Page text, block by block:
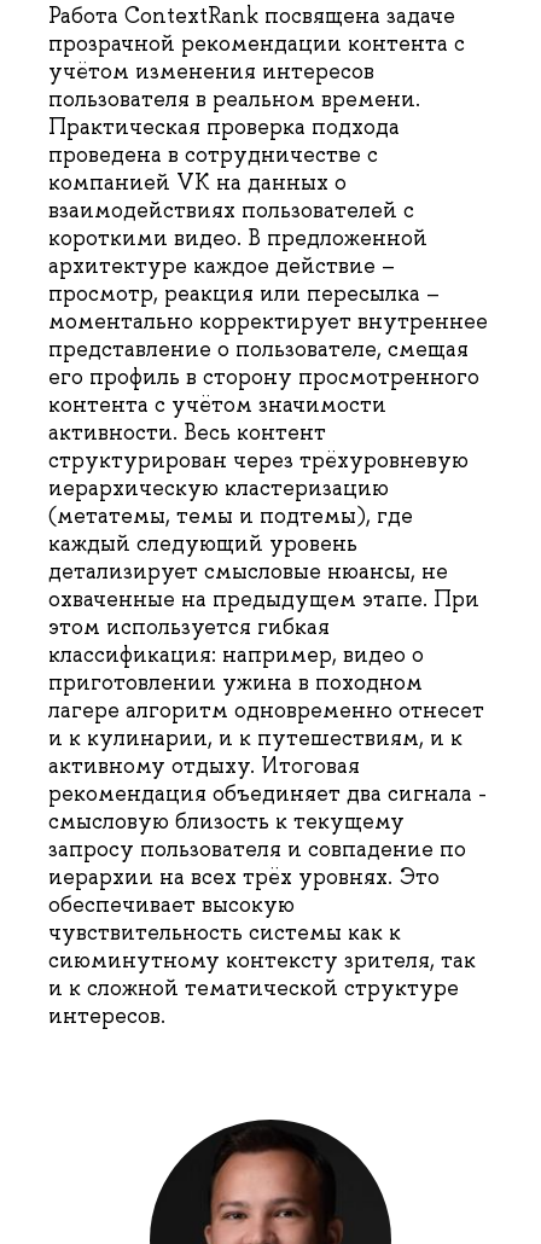
Работа ContextRank посвящена задаче
прозрачной рекомендации контента с
учётом изменения интересов
пользователя в реальном времени.
Практическая проверка подхода
проведена в сотрудничестве с
компанией VK на данных о
взаимодействиях пользователей с
короткими видео. В предложенной
архитектуре каждое действие –
просмотр, реакция или пересылка –
моментально корректирует внутреннее
представление о пользователе, смещая
его профиль в сторону просмотренного
контента с учётом значимости
активности. Весь контент
структурирован через трёхуровневую
иерархическую кластеризацию
(метатемы, темы и подтемы), где
каждый следующий уровень
детализирует смысловые нюансы, не
охваченные на предыдущем этапе. При
этом используется гибкая
классификация: например, видео о
приготовлении ужина в походном
лагере алгоритм одновременно отнесет
и к кулинарии, и к путешествиям, и к
активному отдыху. Итоговая
рекомендация объединяет два сигнала -
смысловую близость к текущему
запросу пользователя и совпадение по
иерархии на всех трёх уровнях. Это
обеспечивает высокую
чувствительность системы как к
сиюминутному контексту зрителя, так
и к сложной тематической структуре
интересов.